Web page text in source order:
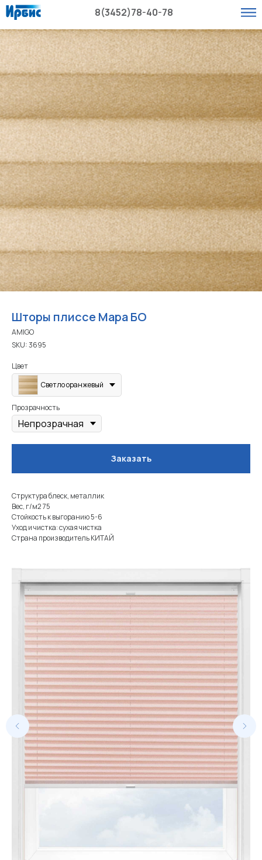
8(3452)78-40-78
Шторы плиссе Мара БО
AMIGO
SKU:3695
Цвет
Светло оранжевый
Прозрачность
Заказать
Структура блеск, металлик
Вес, г/м2 75
Стойкость к выгоранию 5-6
Уход и чистка: сухая чистка
Страна производитель КИТАЙ